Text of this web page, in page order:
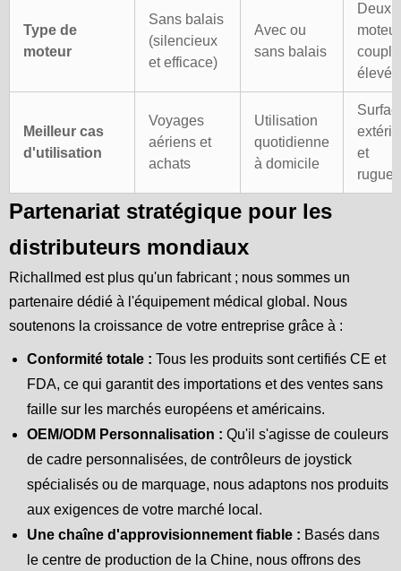
Type de
moteur
Sans balais
(silencieux
et efficace)
Avec ou
sans balais
Deux
couple
élevé
Meilleur cas
d'utilisation
Voyages
aériens et
achats
Utilisation
quotidienne
à domicile
et
Partenariat stratégique pour les
distributeurs mondiaux
Richallmed est plus qu'un fabricant ; nous sommes un
partenaire dédié à l'équipement médical global. Nous
soutenons la croissance de votre entreprise grâce à :
Conformité totale : Tous les produits sont certifiés CE et
FDA, ce qui garantit des importations et des ventes sans
faille sur les marchés européens et américains.
OEM/ODM Personnalisation : Qu'il s'agisse de couleurs
de cadre personnalisées, de contrôleurs de joystick
spécialisés ou de marquage, nous adaptons nos produits
aux exigences de votre marché local.
Une chaîne d'approvisionnement fiable : Basés dans
le centre de production de la Chine, nous offrons des